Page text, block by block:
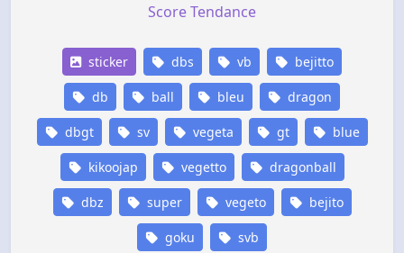
Score Tendance
sticker dbs vb bejitto
db ball bleu dragon
dbgt sv vegeta gt blue
kikoojap vegetto dragonball
dbz super vegeto bejito
goku svb